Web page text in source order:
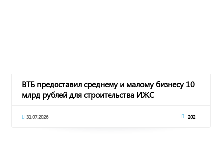
ВТБ предоставил среднему и малому бизнесу 10
млрд рублей для строительства ИЖС
31.07.2026 202